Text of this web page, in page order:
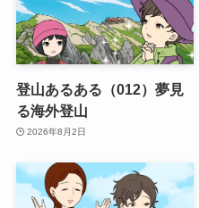
登山あるある（012）夢見
る海外登山
2026年8月2日